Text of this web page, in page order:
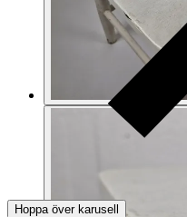
Hoppa över karusell